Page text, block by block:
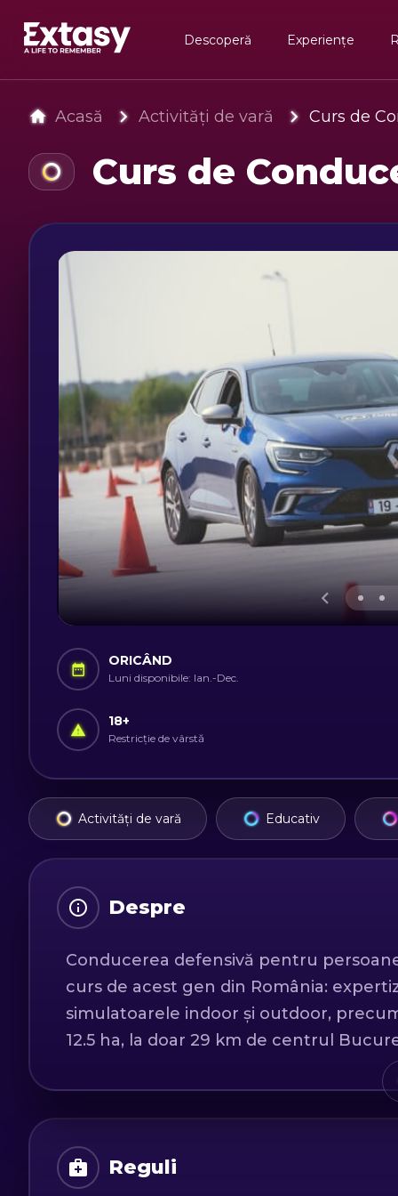
Descoperă Experiențe
Acasă Activități de vară Curs de
Curs de
ORICÂND
Luni disponibile: Ian.-Dec.
18+
Restricție de vârstă
Activități de vară Educativ
Despre
Conducerea defensivă pentru
curs de acest gen din România:
simulatoarele indoor și outdoor,
12.5 ha, la doar 29 km de centrul
Pentru șoferi, indiferent de vârstă,
preveni accidentele rutiere. Acesta are
comportament la volan conștient de
Reguli